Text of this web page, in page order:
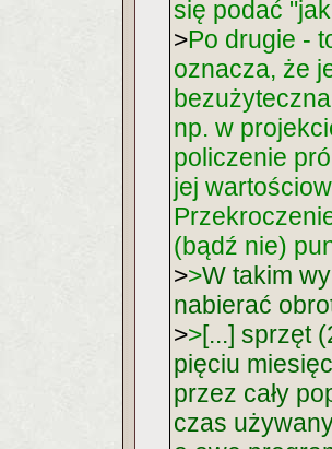
się podać
>Po drugie -
oznacza, że
np. w
policzenie
jej
(bądź nie)
>>W takim
nabierać
>>[...] sprzęt
pięciu
przez cały
czas